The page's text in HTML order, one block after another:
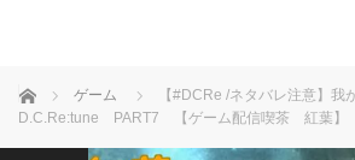
ホーム ゲーム
【#DCRe /ネタバレ注意】我
D.C.Re:tune PART7 【ゲーム配信喫茶 紅葉】